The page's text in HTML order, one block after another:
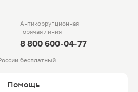
Антикоррупционная
горячая линия
8 800 600-04-77
бесплатный
Помощь